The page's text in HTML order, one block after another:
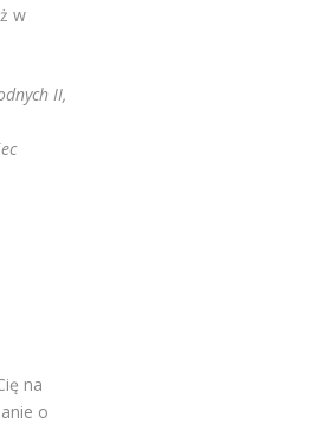
w
II,
na
o